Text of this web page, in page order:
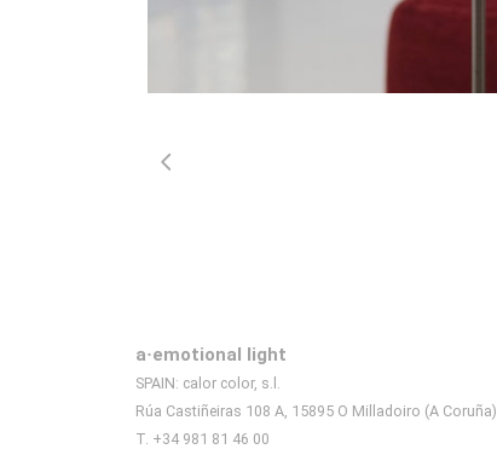
a·emotional light
SPAIN: calor color, s.l.
Rúa Castiñeiras 108 A, 15895 O Milladoiro (A Coruña)
T. +34 981 81 46 00